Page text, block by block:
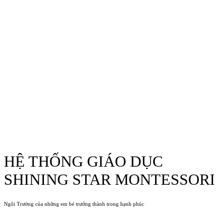
HỆ THỐNG GIÁO DỤC
SHINING STAR MONTESSORI
Ngôi Trường của những em bé trưởng thành trong hạnh phúc